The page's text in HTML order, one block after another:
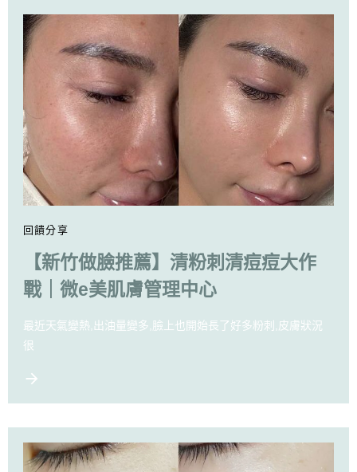
回饋分享
【新竹做臉推薦】清粉刺清痘痘大作
戰｜微e美肌膚管理中心
最近天氣變熱,出油量變多,臉上也開始長了好多粉刺,皮膚狀況
很